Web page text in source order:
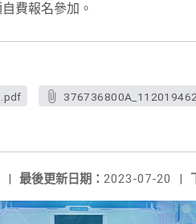
費報名參加。
最後更新日期： 2023-07-20 |
|